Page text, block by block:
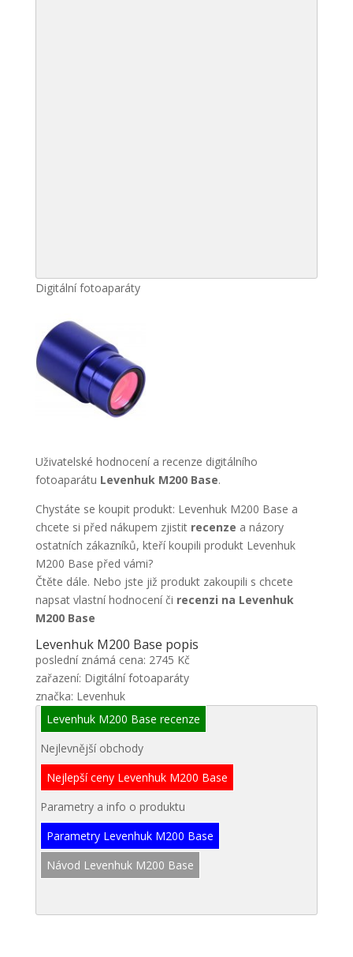
Digitální fotoaparáty
Uživatelské hodnocení a recenze digitálního
fotoaparátu Levenhuk M200 Base.
Chystáte se koupit produkt: Levenhuk M200 Base a
chcete si před nákupem zjistit recenze a názory
ostatních zákazníků, kteří koupili produkt Levenhuk
M200 Base před vámi?
Čtěte dále. Nebo jste již produkt zakoupili s chcete
napsat vlastní hodnocení či recenzi na Levenhuk
M200 Base
Levenhuk M200 Base popis
poslední známá cena: 2745 Kč
zařazení: Digitální fotoaparáty
značka: Levenhuk
Levenhuk M200 Base recenze
Nejlevnější obchody
Nejlepší ceny Levenhuk M200 Base
Parametry a info o produktu
Parametry Levenhuk M200 Base
Návod Levenhuk M200 Base